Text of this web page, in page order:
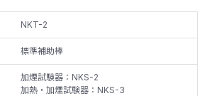
NKT-2
標準補助棒
加煙試験器：NKS-2
加熱・加煙試験器：NKS-3